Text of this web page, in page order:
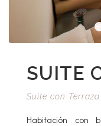
SUITE
Suite con Terraza
Habitación con